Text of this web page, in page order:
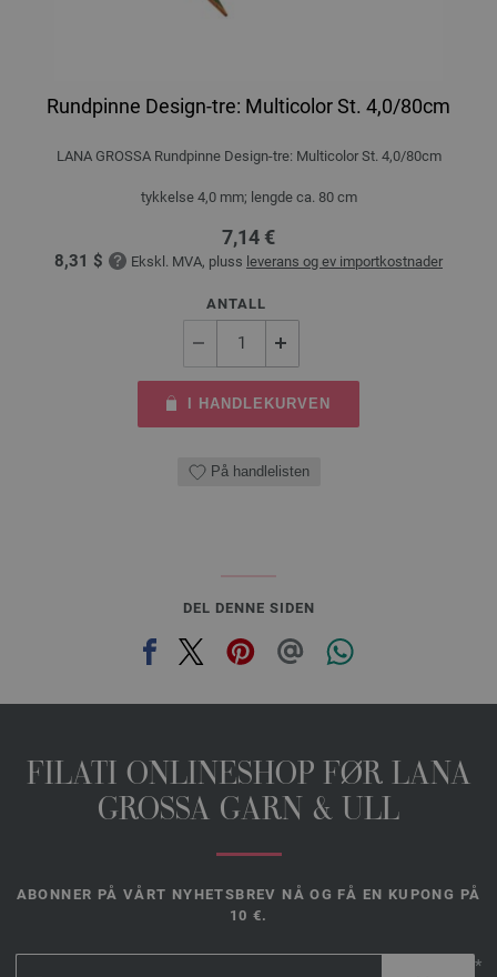
Rundpinne Design-tre: Multicolor St. 4,0/80cm
LANA GROSSA Rundpinne Design-tre: Multicolor St. 4,0/80cm
tykkelse 4,0 mm; lengde ca. 80 cm
7,14 €
8,31 $ Ekskl. MVA, pluss leverans og ev importkostnader
ANTALL
I HANDLEKURVEN
På handlelisten
DEL DENNE SIDEN
FILATI ONLINESHOP FØR LANA
GROSSA GARN & ULL
ABONNER PÅ VÅRT NYHETSBREV NÅ OG FÅ EN KUPONG PÅ
10 €.
*